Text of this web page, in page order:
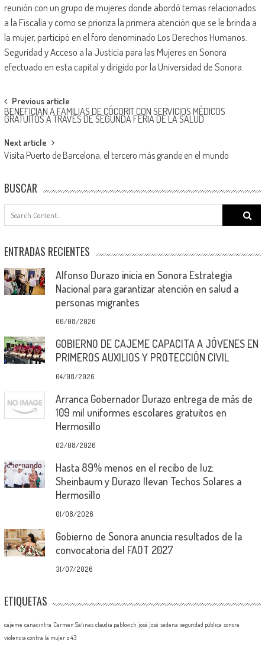
reunión con un grupo de mujeres donde abordó temas relacionados
a la Fiscalía y como se prioriza la primera atención que se le brinda a
la mujer, participó en el foro denominado Los Derechos Humanos:
Seguridad y Acceso a la Justicia para las Mujeres en Sonora
efectuado en esta capital y dirigido por la Universidad de Sonora.
Post
navigation
Previous article
BENEFICIAN A FAMILIAS DE CÓCORIT CON SERVICIOS MÉDICOS
GRATUITOS A TRAVÉS DE SEGUNDA FERIA DE LA SALUD
Next article
Visita Puerto de Barcelona, el tercero más grande en el mundo
BUSCAR
Search
for:
ENTRADAS RECIENTES
Alfonso Durazo inicia en Sonora Estrategia
Nacional para garantizar atención en salud a
personas migrantes
06/08/2026
GOBIERNO DE CAJEME CAPACITA A JÓVENES EN
PRIMEROS AUXILIOS Y PROTECCIÓN CIVIL
04/08/2026
Arranca Gobernador Durazo entrega de más de
109 mil uniformes escolares gratuitos en
Hermosillo
02/08/2026
Hasta 89% menos en el recibo de luz:
Sheinbaum y Durazo llevan Techos Solares a
Hermosillo
01/08/2026
Gobierno de Sonora anuncia resultados de la
convocatoria del FAOT 2027
31/07/2026
ETIQUETAS
cajeme canacintra Carmen Salinas claudia pablovich josé josé sedena seguridad pública sonora
violencia contra la mujer z 43